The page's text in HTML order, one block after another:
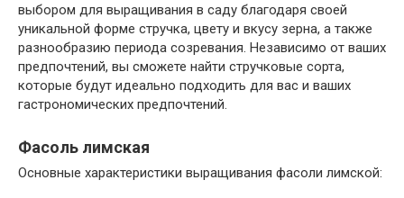
выбором для выращивания в саду благодаря своей
уникальной форме стручка, цвету и вкусу зерна, а также
разнообразию периода созревания. Независимо от ваших
предпочтений, вы сможете найти стручковые сорта,
которые будут идеально подходить для вас и ваших
гастрономических предпочтений.
Фасоль лимская
Основные характеристики выращивания фасоли лимской: